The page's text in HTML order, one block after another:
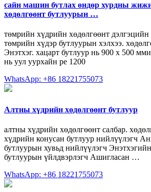
сайн машин бутлах өндөр хурдны
хөдөлгөөнт бутлуурын …
төмрийн хүдрийн хөдөлгөөнт
төмрийн хүдэр бутлуурын хэлхээ.
Энэтхэг. хацарт бутлуур нь 900 х 500
нь уул уурхайн pe 1200
WhatsApp: +86 18221755073
Алтны хүдрийн хөдөлгөөнт бутлуур
алтны хүдрийн хөдөлгөөнт салбар.
хүдрийн конусан бутлуур нийлүүлэгч
бутлуурын хувьд нийлүүлэгч
бутлуурын үйлдвэрлэгч Ашигласан …
WhatsApp: +86 18221755073